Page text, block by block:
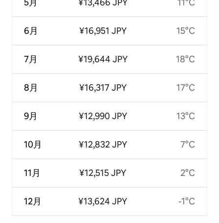
6月
7月
8月
9月
10月
11月
12月
¥16,951 JPY
¥19,644 JPY
¥16,317 JPY
¥12,990 JPY
¥12,832 JPY
¥12,515 JPY
¥13,624 JPY
15°C
18°C
17°C
13°C
7°C
2°C
-1°C